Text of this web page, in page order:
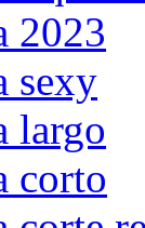
2023
sexy
largo
corto